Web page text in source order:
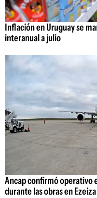
Inflación en Uruguay se
interanual a julio
Ancap confirmó operativo
durante las obras en Ezeiza